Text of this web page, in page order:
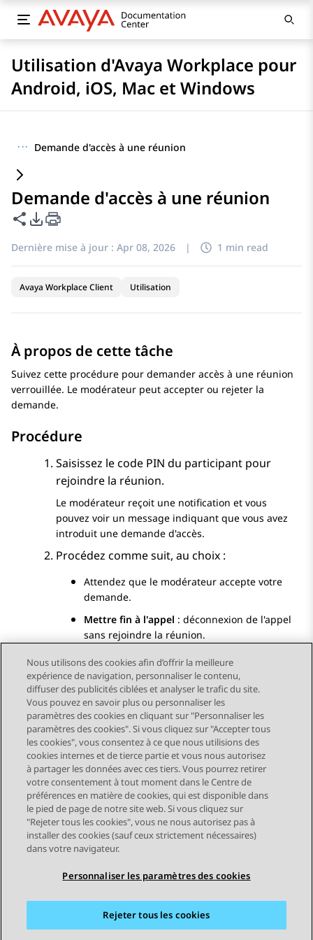
Utilisation d'Avaya Workplace pour
Android, iOS, Mac et Windows
··· Demande d'accès à une réunion
Demande d'accès à une réunion
Partager cette page
Options d'exportation PDF
Dernière mise à jour : Apr 08, 2026 | 1 min read
Avaya Workplace Client Utilisation
À propos de cette tâche
Suivez cette procédure pour demander accès à une réunion
verrouillée. Le modérateur peut accepter ou rejeter la
demande.
Procédure
Saisissez le code PIN du participant pour
rejoindre la réunion.
Le modérateur reçoit une notification et vous
pouvez voir un message indiquant que vous avez
introduit une demande d'accès.
Procédez comme suit, au choix :
Attendez que le modérateur accepte votre
demande.
Mettre fin à l'appel : déconnexion de l'appel
sans rejoindre la réunion.
Send Feedback
Navigation par sujet
Sujet précédent Sujet suivant
STAY CONNECTED
Conditions d'utilisation
Nous utilisons des cookies afin d’offrir la meilleure
expérience de navigation, personnaliser le contenu,
diffuser des publicités ciblées et analyser le trafic du site.
Vous pouvez en savoir plus ou personnaliser les
paramètres des cookies en cliquant sur "Personnaliser les
paramètres des cookies". Si vous cliquez sur "Accepter tous
les cookies", vous consentez à ce que nous utilisions des
cookies internes et de tierce partie et vous nous autorisez
à partager les données avec ces tiers. Vous pourrez retirer
votre consentement à tout moment dans le Centre de
préférences en matière de cookies, qui est disponible dans
le pied de page de notre site web. Si vous cliquez sur
"Rejeter tous les cookies", vous ne nous autorisez pas à
installer des cookies (sauf ceux strictement nécessaires)
dans votre navigateur.
Personnaliser les paramètres des cookies
Rejeter tous les cookies